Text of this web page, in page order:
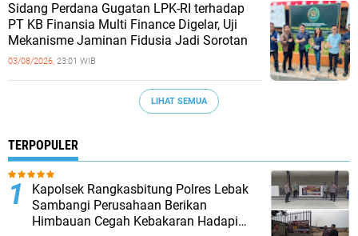
Sidang Perdana Gugatan LPK-RI terhadap
PT KB Finansia Multi Finance Digelar, Uji
Mekanisme Jaminan Fidusia Jadi Sorotan
03/08/2026, 23:01 WIB
LIHAT SEMUA
TERPOPULER
Kapolsek Rangkasbitung Polres Lebak
Sambangi Perusahaan Berikan
Himbauan Cegah Kebakaran Hadapi